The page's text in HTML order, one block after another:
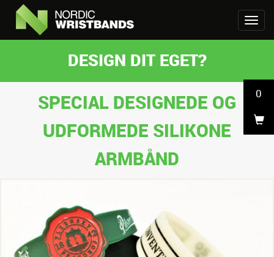
0
DESIGN DIT EGET?
SPECIAL DESIGNEDE OG
UDFORMEDE SILIKONE
ARMBÅND